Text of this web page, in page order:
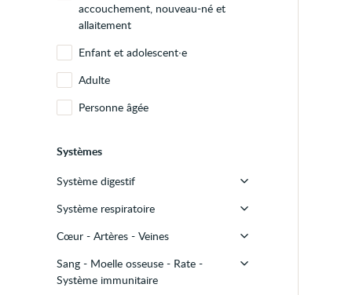
accouchement, nouveau-né et
allaitement
Enfant et adolescent∙e
Adulte
Personne âgée
Systèmes
Système digestif
Bouche
Œsophage
Estomac
Système respiratoire
Nez
Sinus
Cœur - Artères - Veines
Cœur
Sang - Moelle osseuse - Rate -
Système immunitaire